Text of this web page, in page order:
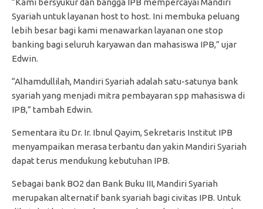
Syariah untuk layanan host to host. Ini membuka peluang
lebih besar bagi kami menawarkan layanan one stop
banking bagi seluruh karyawan dan mahasiswa IPB,” ujar
Edwin.
“Alhamdullilah, Mandiri Syariah adalah satu-satunya bank
syariah yang menjadi mitra pembayaran spp mahasiswa di
IPB,” tambah Edwin.
Sementara itu Dr. Ir. Ibnul Qayim, Sekretaris Institut IPB
menyampaikan merasa terbantu dan yakin Mandiri Syariah
dapat terus mendukung kebutuhan IPB.
Sebagai bank BO2 dan Bank Buku III, Mandiri Syariah
merupakan alternatif bank syariah bagi civitas IPB. Untuk